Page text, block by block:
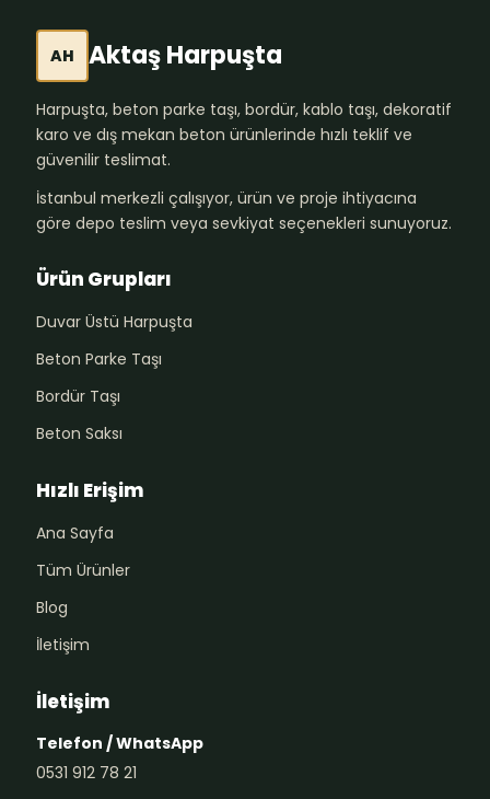
AH Aktaş Harpuşta
Harpuşta, beton parke taşı, bordür, kablo taşı, dekoratif
karo ve dış mekan beton ürünlerinde hızlı teklif ve
güvenilir teslimat.
İstanbul merkezli çalışıyor, ürün ve proje ihtiyacına
göre depo teslim veya sevkiyat seçenekleri sunuyoruz.
Ürün Grupları
Duvar Üstü Harpuşta
Beton Parke Taşı
Bordür Taşı
Beton Saksı
Hızlı Erişim
Ana Sayfa
Tüm Ürünler
Blog
İletişim
İletişim
Telefon / WhatsApp
0531 912 78 21